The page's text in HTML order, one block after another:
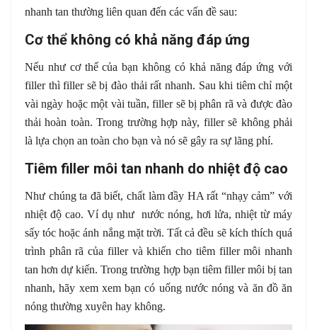
nhanh tan thường liên quan đến các vấn đề sau:
Cơ thể không có khả năng đáp ứng
Nếu như cơ thể của bạn không có khả năng đáp ứng với
filler thì filler sẽ bị đào thải rất nhanh. Sau khi tiêm chỉ một
vài ngày hoặc một vài tuần, filler sẽ bị phân rã và được đào
thải hoàn toàn. Trong trường hợp này, filler sẽ không phải
là lựa chọn an toàn cho bạn và nó sẽ gây ra sự lãng phí.
Tiêm filler môi tan nhanh do nhiệt độ cao
Như chúng ta đã biết, chất làm đầy HA rất “nhạy cảm” với
nhiệt độ cao. Ví dụ như nước nóng, hơi lửa, nhiệt từ máy
sấy tóc hoặc ánh nắng mặt trời. Tất cả đều sẽ kích thích quá
trình phân rã của filler và khiến cho tiêm filler môi nhanh
tan hơn dự kiến. Trong trường hợp bạn tiêm filler môi bị tan
nhanh, hãy xem xem bạn có uống nước nóng và ăn đồ ăn
nóng thường xuyên hay không.